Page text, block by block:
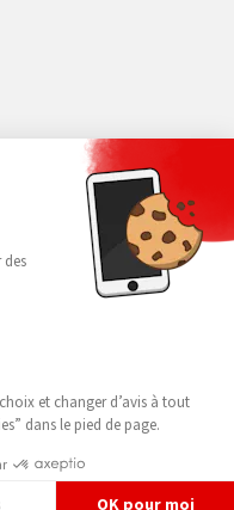
exclusivité
recyclage (TAR) incluses.